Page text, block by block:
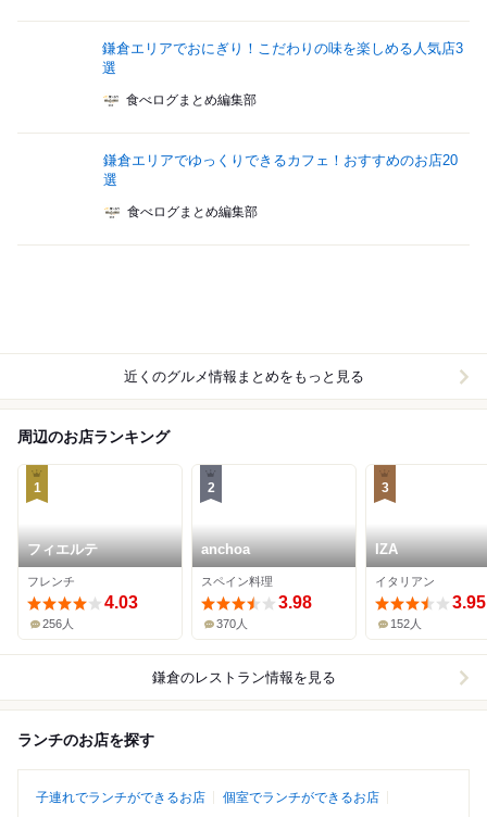
鎌倉エリアでおにぎり！こだわりの味を楽しめる人気店3
選
食べログまとめ編集部
鎌倉エリアでゆっくりできるカフェ！おすすめのお店20
選
食べログまとめ編集部
近くのグルメ情報まとめをもっと見る
周辺のお店ランキング
1
フィエルテ
フレンチ
4.03
256人
2
anchoa
スペイン料理
3.98
370人
3
IZA
イタリアン
3.95
152人
鎌倉のレストラン情報を見る
ランチのお店を探す
子連れでランチができるお店
個室でランチができるお店